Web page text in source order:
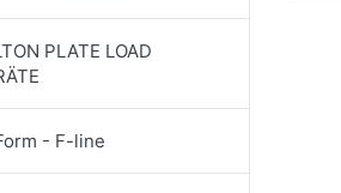
PLATE LOAD
- F-line